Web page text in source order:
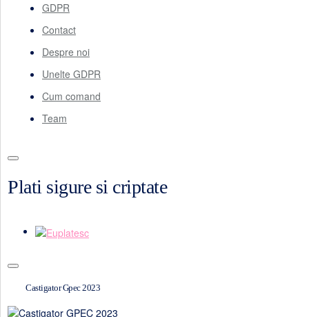
GDPR
Contact
Despre noi
Unelte GDPR
Cum comand
Team
Plati sigure si criptate
Castigator Gpec 2023